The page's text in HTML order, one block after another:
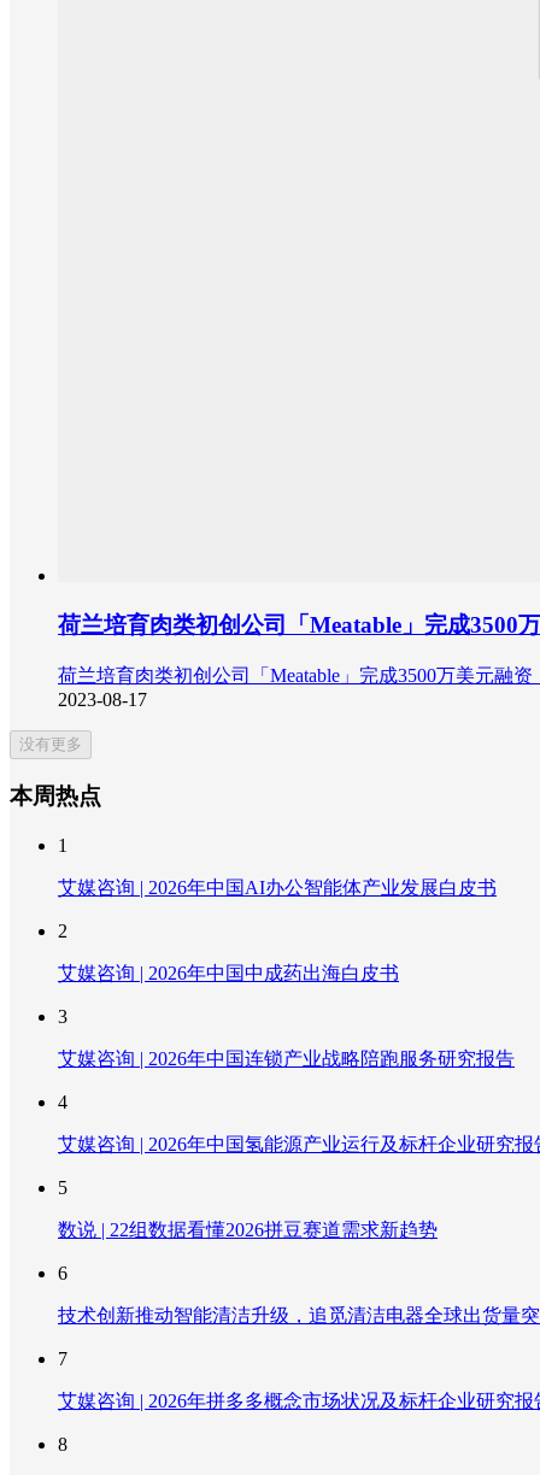
荷兰培育肉类初创公司「Meatable」完成3500
荷兰培育肉类初创公司「Meatable」完成3500万美元融
2023-08-17
没有更多
本周热点
1
艾媒咨询 | 2026年中国AI办公智能体产业发展白皮书
2
艾媒咨询 | 2026年中国中成药出海白皮书
3
艾媒咨询 | 2026年中国连锁产业战略陪跑服务研究报告
4
艾媒咨询 | 2026年中国氢能源产业运行及标杆企业研究报
5
数说 | 22组数据看懂2026拼豆赛道需求新趋势
6
技术创新推动智能清洁升级，追觅清洁电器全球出货量
7
艾媒咨询 | 2026年拼多多概念市场状况及标杆企业研究报
8